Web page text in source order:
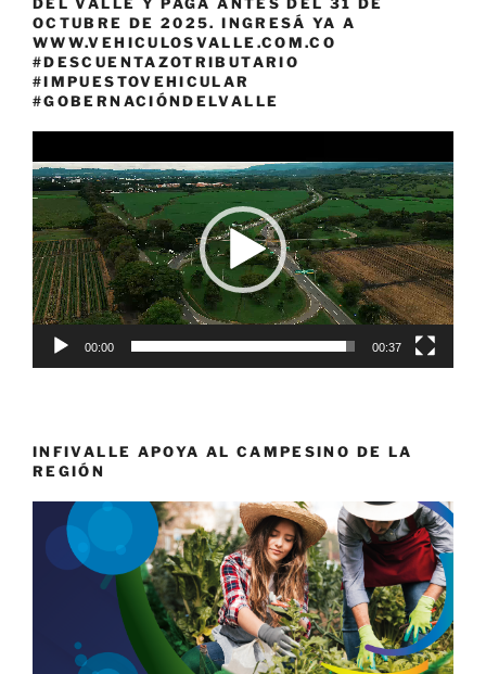
OCTUBRE DE 2025. INGRESÁ YA A
WWW.VEHICULOSVALLE.COM.CO
#DESCUENTAZOTRIBUTARIO
#IMPUESTOVEHICULAR
#GOBERNACIÓNDELVALLE
de
vídeo
00:00 00:37
INFIVALLE APOYA AL CAMPESINO DE LA
REGIÓN